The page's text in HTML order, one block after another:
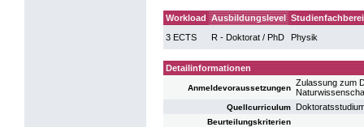
Workload Ausbildungslevel
3 ECTS
R - Doktorat / PhD Physik
Detailinformationen
Anmeldevoraussetzungen
Zulassung zum
Quellcurriculum
Beurteilungskriterien